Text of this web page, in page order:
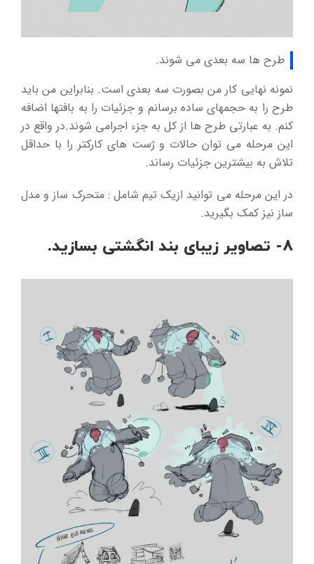
طرح ها سه بعدی می شوند.
نمونه نهایی کار من بصورت سه بعدی است. بنابراین من باید
طرح را به حجمهای ساده برسانم و جزئیات را به بافتها اضافه
کنم. به عبارتی طرح ها از کل به جزء اجرامی شوند.در واقع در
این مرحله می توان حالات و ژست های کارکتر را با حداقل
تلاش به بیشترین جزئیات رساند.
در این مرحله می توانید ازیک تیم شامل : متحرک ساز و مدل
ساز نیز کمک بگیرید.
8- تصاویر زیبای بند انگشتی بسازید.